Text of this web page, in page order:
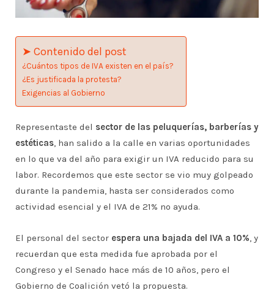
➤ Contenido del post
¿Cuántos tipos de IVA existen en el país?
¿Es justificada la protesta?
Exigencias al Gobierno
Representaste del sector de las peluquerías, barberías y
estéticas, han salido a la calle en varias oportunidades
en lo que va del año para exigir un IVA reducido para su
labor. Recordemos que este sector se vio muy golpeado
durante la pandemia, hasta ser considerados como
actividad esencial y el IVA de 21% no ayuda.
El personal del sector espera una bajada del IVA a 10%, y
recuerdan que esta medida fue aprobada por el
Congreso y el Senado hace más de 10 años, pero el
Gobierno de Coalición vetó la propuesta.